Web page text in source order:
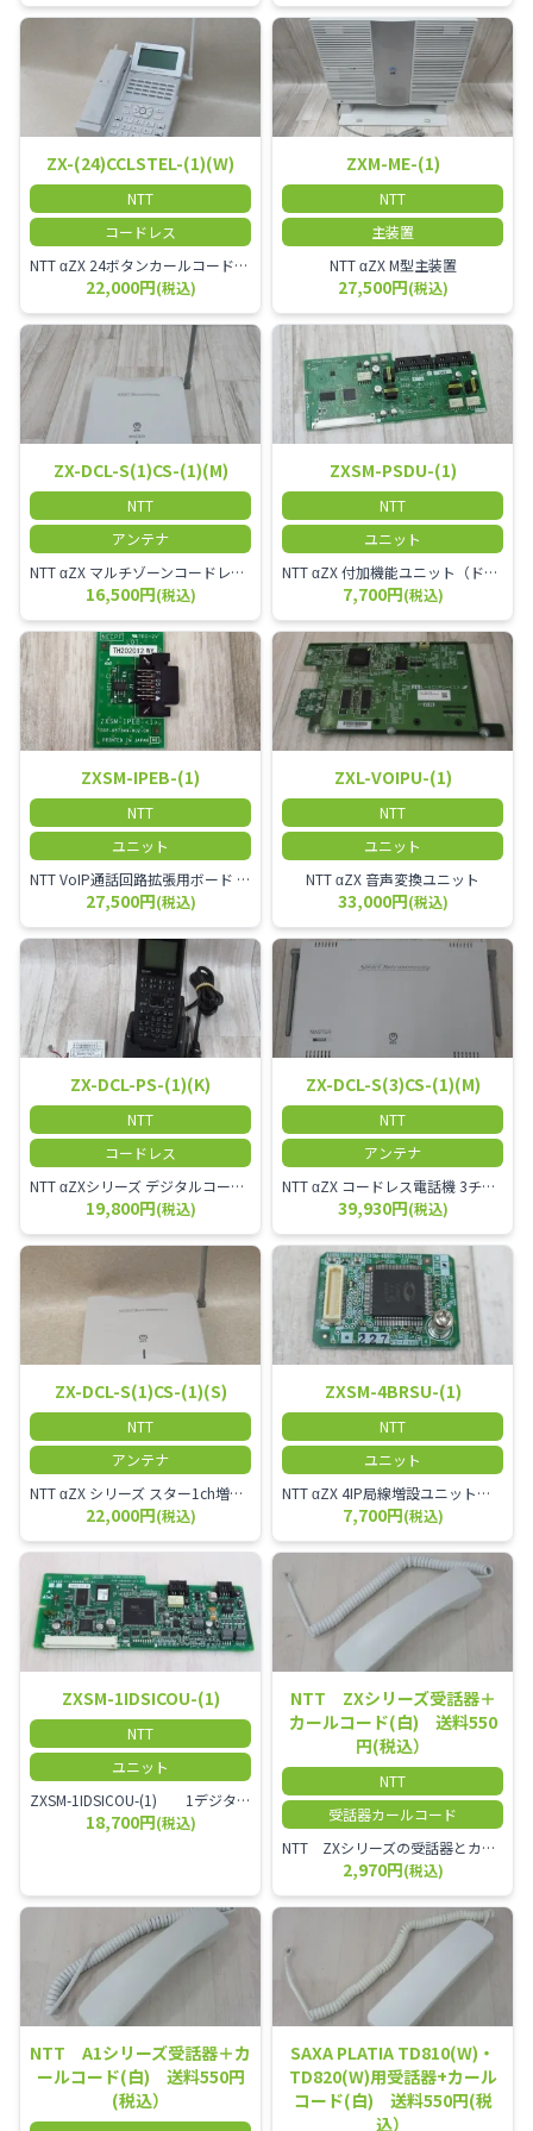
ZX-(24)CCLSTEL-(1)(W)
NTT
コードレス
NTT αZX 24ボタンカールコードレス電話機 無線タイプ、電話機と子機が離れるタイプのカールコードレス電話機です。 決裁者様等、オフィス内を頻繁に動かれる方のご使用が多いです。
22,000円(税込)
ZXM-ME-(1)
NTT
主装置
NTT αZX M型主装置
27,500円(税込)
ZX-DCL-S(1)CS-(1)(M)
NTT
アンテナ
NTT αZX マルチゾーンコードレススターアンテナ(マスター)
16,500円(税込)
ZXSM-PSDU-(1)
NTT
ユニット
NTT αZX 付加機能ユニット（ドアホンなど）
7,700円(税込)
ZXSM-IPEB-(1)
NTT
ユニット
NTT VoIP通話回路拡張用ボード ZXSM－IP内線ボード－「1」
27,500円(税込)
ZXL-VOIPU-(1)
NTT
ユニット
NTT αZX 音声変換ユニット
33,000円(税込)
ZX-DCL-PS-(1)(K)
NTT
コードレス
NTT αZXシリーズ デジタルコードレス電話機（黒） 倉庫や工場など、オフィスから離れて仕事をする方に適しています。 コードレス単体では使用できないので、別途、専用の主装置及びアンテナが必要です。
19,800円(税込)
ZX-DCL-S(3)CS-(1)(M)
NTT
アンテナ
NTT αZX コードレス電話機 3チャンネル用 接続装置 マスター デジタルコードレス（ZX-DCL-PS等）の専用管理用アンテナです。
39,930円(税込)
ZX-DCL-S(1)CS-(1)(S)
NTT
アンテナ
NTT αZX シリーズ スター1ch増設接続装置 コードレス接続用アンテナ ZX-DCL-S1CS-1M ZX-DCL-PS等と組み合わせて使用します。 ZX-DCL-PSを複数台接続できますが同時に通話できるのは１台のみです。
22,000円(税込)
ZXSM-4BRSU-(1)
NTT
ユニット
NTT αZX 4IP局線増設ユニット ひかり電話オフィスタイプで4ch以上にしたい場合必要となるユニットです。
7,700円(税込)
ZXSM-1IDSICOU-(1)
NTT
ユニット
ZXSM-1IDSICOU-(1) 1デジタル局線ユニット
18,700円(税込)
NTT ZXシリーズ受話器＋
カールコード(白) 送料550
円(税込）
NTT
受話器カールコード
NTT ZXシリーズの受話器とカールコードセット／本商品は中古品となります。 写真では分かりにくいキズ・汚れなどの使用感があります。 経年変化で日焼けの色味が強くなる場合がございます。 予めご理解・ご了承頂きますようお願いいたします。
2,970円(税込)
NTT A1シリーズ受話器＋カ
ールコード(白) 送料550円
(税込）
SAXA PLATIA TD810(W)・
TD820(W)用受話器+カール
コード(白) 送料550円(税
込）